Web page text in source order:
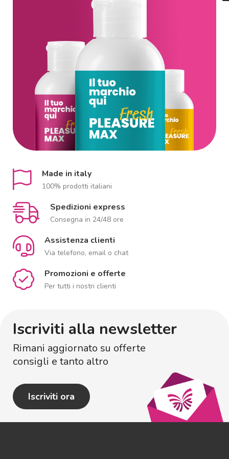
Made in italy
100% prodotti italiani
Spedizioni express
Consegna in 24/48 ore
Assistenza clienti
Via telefono, email o chat
Promozioni e offerte
Per tutti i nostri clienti
Iscriviti alla newsletter
Rimani aggiornato su offerte
consigli e tanto altro
Iscriviti ora